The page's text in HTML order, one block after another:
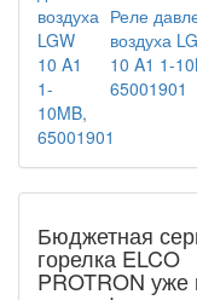
Реле
воздуха
10 A1 1-
65001901
Бюджетная
горелка ELCO
PROTRON уже